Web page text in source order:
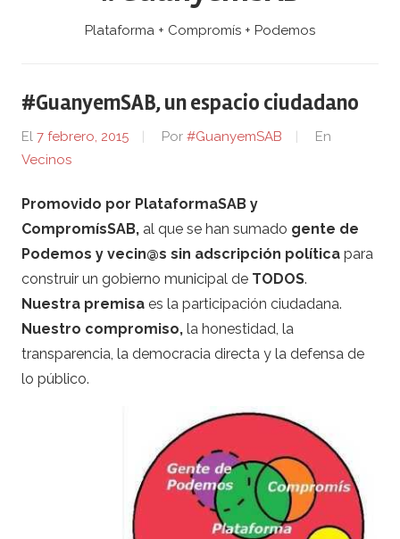
Plataforma + Compromís + Podemos
#GuanyemSAB, un espacio ciudadano
El 7 febrero, 2015 Por #GuanyemSAB
En
Vecinos
Promovido por PlataformaSAB y
CompromísSAB, al que se han sumado gente de
Podemos y vecin@s sin adscripción política para
construir un gobierno municipal de TODOS.
Nuestra premisa es la participación ciudadana.
Nuestro compromiso, la honestidad, la
transparencia, la democracia directa y la defensa de
lo público.